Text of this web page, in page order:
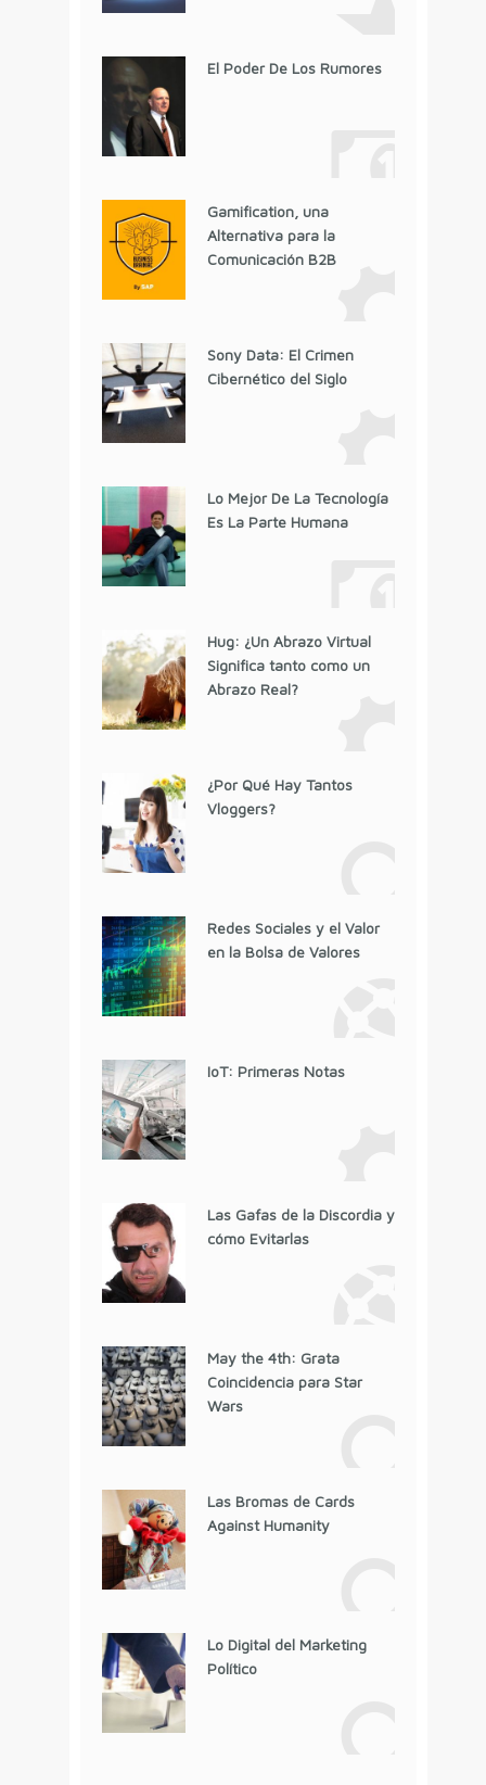
El Poder De Los Rumores
Gamification, una
Alternativa para la
Comunicación B2B
Sony Data: El Crimen
Cibernético del Siglo
Lo Mejor De La Tecnología
Es La Parte Humana
Hug: ¿Un Abrazo Virtual
Significa tanto como un
Abrazo Real?
¿Por Qué Hay Tantos
Vloggers?
Redes Sociales y el Valor
en la Bolsa de Valores
IoT: Primeras Notas
Las Gafas de la Discordia y
cómo Evitarlas
May the 4th: Grata
Coincidencia para Star
Wars
Las Bromas de Cards
Against Humanity
Lo Digital del Marketing
Político